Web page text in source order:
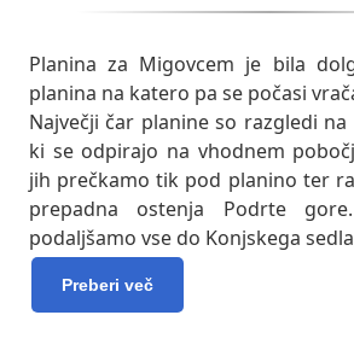
Planina za Migovcem je bila
planina na katero pa se počasi
Največji čar planine so razgledi
ki se odpirajo na vhodnem
jih prečkamo tik pod planino ter
prepadna ostenja Podrte
podaljšamo vse do Konjskega
Preberi več